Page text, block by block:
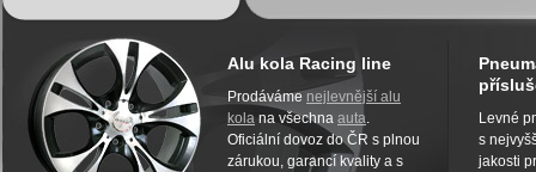
Alu kola Racing line
Prodáváme nejlevnější alu
kola na všechna auta.
Oficiální dovoz do ČR s plnou
zárukou, garancí kvality a s
Levné
s
jakosti